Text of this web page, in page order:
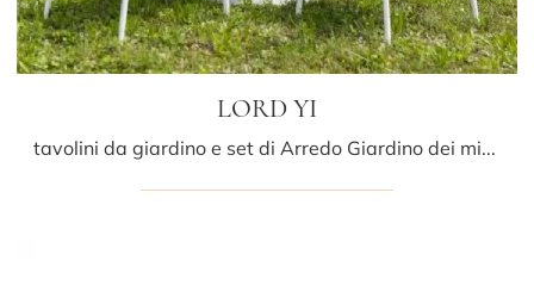
LORD YI
tavolini da giardino e set di Arredo Giardino dei migliori produttori: ottieni informazioni sul modello LORD YI di Driade, clicca subito!